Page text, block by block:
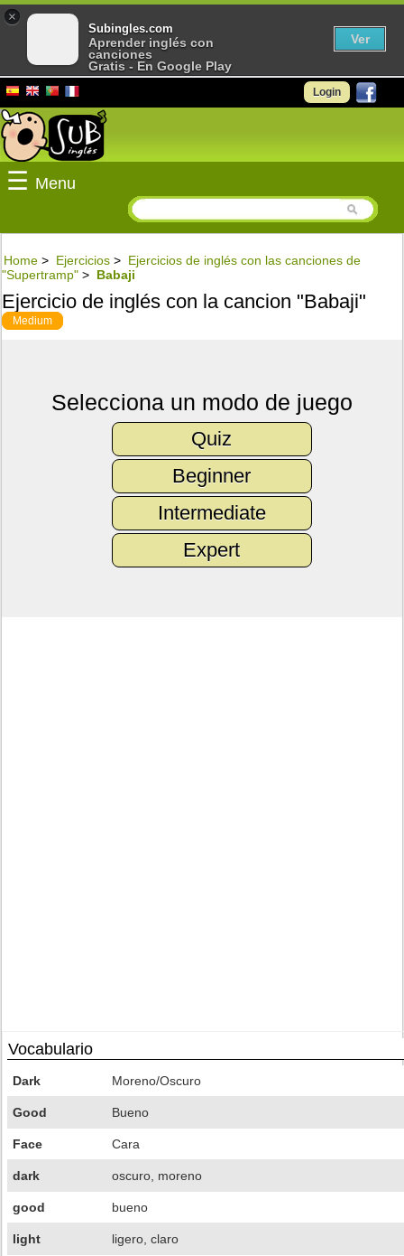
Login
☰ Menu
Home > Ejercicios > Ejercicios de inglés con las canciones de
"Supertramp" > Babaji
Ejercicio de inglés con la cancion "Babaji"
Medium
Selecciona un modo de juego
Quiz
Beginner
Intermediate
Expert
Vocabulario
Dark Moreno/Oscuro
Good Bueno
Face Cara
dark oscuro, moreno
good bueno
light ligero, claro
×
Subingles.com
Aprender inglés con
canciones
Gratis - En Google Play
Ver